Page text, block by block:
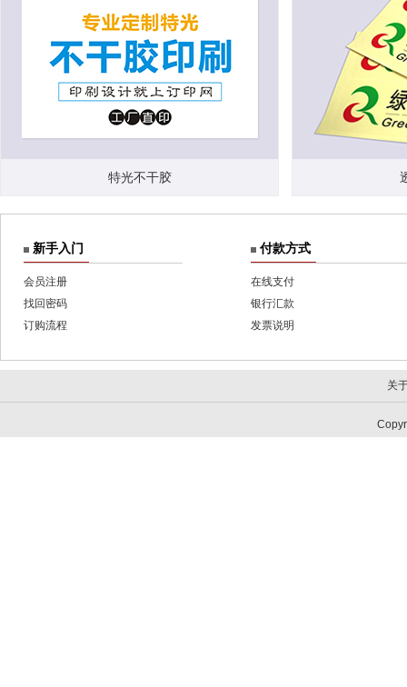
特光不干胶
新手入门
会员注册
找回密码
订购流程
付款方式
在线支付
银行汇款
发票说明
关